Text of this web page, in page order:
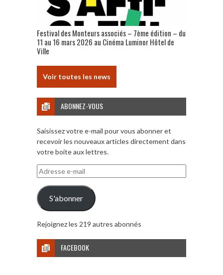
Festival des Monteurs associés – 7ème édition – du
11 au 16 mars 2026 au Cinéma Luminor Hôtel de
Ville
Voir toutes les news
ABONNEZ-VOUS
Saisissez votre e-mail pour vous abonner et
recevoir les nouveaux articles directement dans
votre boite aux lettres.
Adresse
e-
mail
S'abonner
Rejoignez les 219 autres abonnés
FACEBOOK